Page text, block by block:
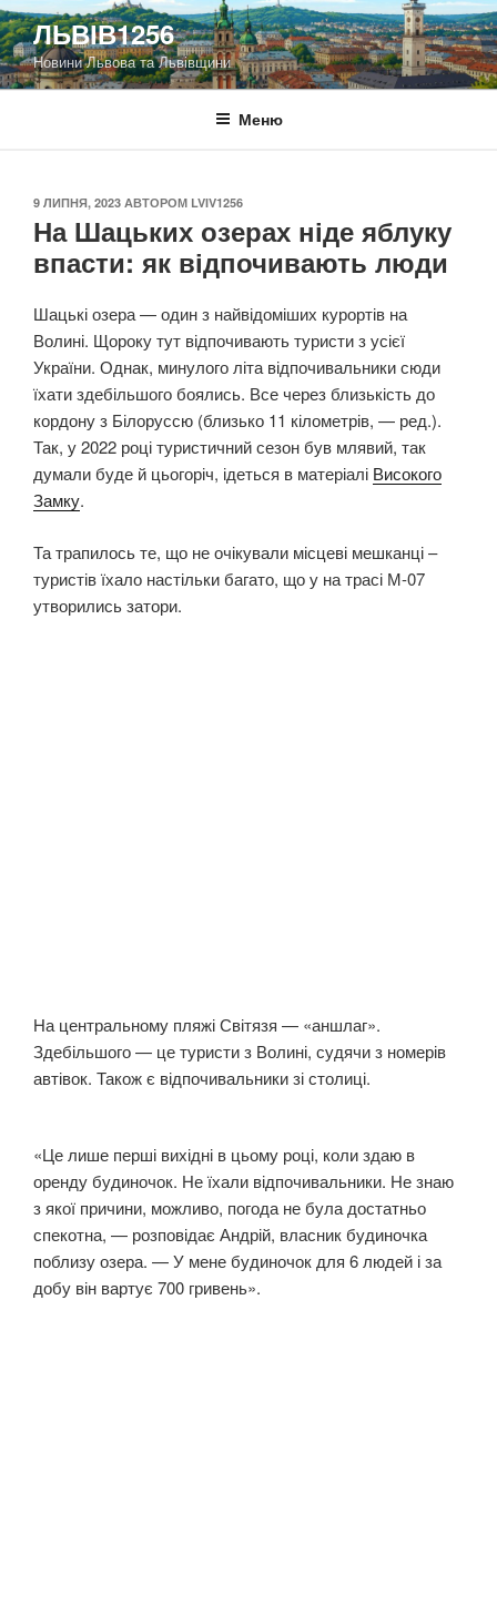
Перейти
до
вмісту
ЛЬВІВ1256
Новини Львова та Львівщини
Меню
ОПУБЛІКОВАНО
9 ЛИПНЯ, 2023 АВТОРОМ LVIV1256
На Шацьких озерах ніде яблуку
впасти: як відпочивають люди
Шацькі озера — один з найвідоміших курортів на
Волині. Щороку тут відпочивають туристи з усієї
України. Однак, минулого літа відпочивальники сюди
їхати здебільшого боялись. Все через близькість до
кордону з Білоруссю (близько 11 кілометрів, — ред.).
Так, у 2022 році туристичний сезон був млявий, так
думали буде й цьогоріч, ідеться в матеріалі Високого
Замку.
Та трапилось те, що не очікували місцеві мешканці –
туристів їхало настільки багато, що у на трасі М-07
утворились затори.
На центральному пляжі Світязя — «аншлаг».
Здебільшого — це туристи з Волині, судячи з номерів
автівок. Також є відпочивальники зі столиці.
«Це лише перші вихідні в цьому році, коли здаю в
оренду будиночок. Не їхали відпочивальники. Не знаю
з якої причини, можливо, погода не була достатньо
спекотна, — розповідає Андрій, власник будиночка
поблизу озера. — У мене будиночок для 6 людей і за
добу він вартує 700 гривень».